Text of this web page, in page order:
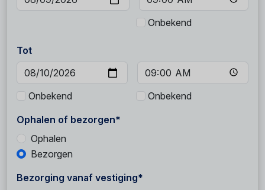
Onbekend
Tot
Onbekend
Onbekend
Ophalen of bezorgen*
Ophalen
Bezorgen
Bezorging vanaf vestiging*